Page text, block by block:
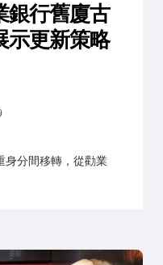
銀行舊廈古
示更新策略
身分間移轉，從勸業